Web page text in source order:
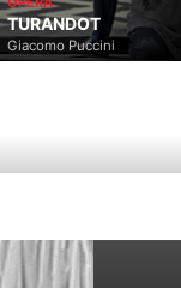
TURANDOT
Giacomo Puccini